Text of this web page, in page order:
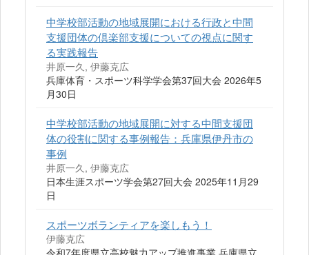
中学校部活動の地域展開における行政と中間
支援団体の倶楽部支援についての視点に関す
る実践報告
井原一久, 伊藤克広
兵庫体育・スポーツ科学学会第37回大会 2026年5
月30日
中学校部活動の地域展開に対する中間支援団
体の役割に関する事例報告：兵庫県伊丹市の
事例
井原一久, 伊藤克広
日本生涯スポーツ学会第27回大会 2025年11月29
日
スポーツボランティアを楽しもう！
伊藤克広
令和7年度県立高校魅力アップ推進事業 兵庫県立